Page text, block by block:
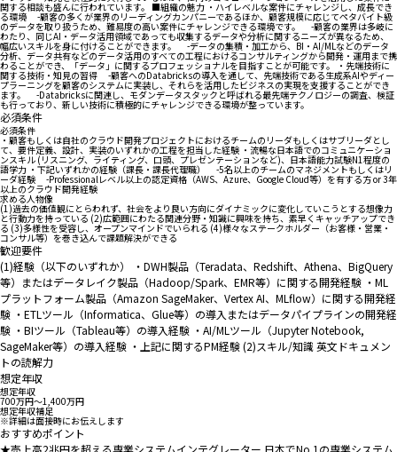
関する相談も盛んに行われています。 ■組織の魅力 ・ハイレベルな案件にチャレンジし、成長でき
る環境 -顧客の多くが業界のリーディングカンパニーであるほか、顧客規模に応じてペタバイト級
のデータを取り扱うため、難易度の高い案件にチャレンジできる環境です。 -顧客の業界は多岐に
わたり、同じAI・データ活用領域であっても収集するデータや分析に関するニーズが異なるため、
幅広いスキルを身に付けることができます。 -データの集積・加工から、BI・AI/MLなどのデータ
分析、データ共有などのデータ活用のすべての工程におけるコンサルティングから開発・運用まで携
わることができ、「データ」に関するプロフェッショナルを目指すことが可能です。 ・先端技術に
関する技術・知見の習得 -顧客へのDatabricksの導入を通して、先端技術である生成系AIやディー
プラーニングを顧客のシステムに実装し、それらを活用したビジネスの実現を支援することができ
ます。 -Databricksに関連し、モダンデータスタックと呼ばれる最先端テクノロジーの調査、検証
も行っており、新しい技術に積極的にチャレンジできる環境が整っています。
必須条件
必須条件
・顧客もしくは自社のクラウド開発プロジェクトにおけるチームのリーダもしくはサブリーダとし
て、要件定義、設計、実装のいずれかの工程を担当した経験 ・流暢な日本語でのコミュニケーショ
ンスキル (リスニング、ライティング、口頭、プレゼンテーションなど)、日本語能力試験N1程度の
語学力 ・下記いずれかの経験（課長・課長代理職） -5名以上のチームのマネジメントもしくはリ
ーダ経験 -Professionalレベル以上の認定資格（AWS、Azure、Google Cloud等）を有する方 or 3年
以上のクラウド開発経験
求める人物像
(1)過去の価値観にとらわれず、社会をより良い方向にダイナミックに変化していこうとする想像力
と行動力を持っている (2)広範囲にわたる関連分野・知識に興味を持ち、素早くキャッチアップでき
る (3)多様性を受容し、オープンマインドでいられる (4)様々なステークホルダー（お客様・営業・
コンサル等）を巻き込んで課題解決ができる
歓迎要件
(1)経験（以下のいずれか） ・DWH製品（Teradata、Redshift、Athena、BigQuery
等）またはデータレイク製品（Hadoop/Spark、EMR等）に関する開発経験 ・ML
プラットフォーム製品（Amazon SageMaker、Vertex AI、MLflow）に関する開発経
験 ・ETLツール（Informatica、Glue等）の導入またはデータパイプラインの開発経
験 ・BIツール（Tableau等）の導入経験 ・AI/MLツール（Jupyter Notebook,
SageMaker等）の導入経験 ・上記に関するPM経験 (2)スキル/知識 英文ドキュメン
トの読解力
想定年収
想定年収
700万円〜1,400万円
想定年収補足
※詳細は面接時にお伝えします
おすすめポイント
★売上高2兆円を超える専業システムインテグレーター 日本でNo.1の専業システム